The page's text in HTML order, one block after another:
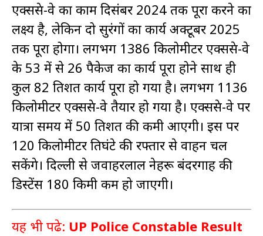
एक्सप्रेस-वे का काम दिसंबर 2024 तक पूरा करने का
लक्ष्य है, लेकिन दो सुरंगों का कार्य अक्टूबर 2025
तक पूरा होगा। लगभग 1386 किलोमीटर एक्सप्रेस-वे
के 53 में से 26 पैकेज का कार्य पूरा होने साथ ही
कुल 82 प्रतिशत कार्य पूरा हो गया है। लगभग 1136
किलोमीटर एक्सप्रेस-वे तैयार हो गया है। एक्सप्रेस-वे पर
यात्रा समय में 50 प्रतिशत की कमी आएगी। इस पर
120 किलोमीटर प्रतिघंटे की रफ्तार से वाहन चल
सकेंगे। दिल्ली से जवाहरलाल नेहरू बंदरगाह की
डिस्टेंस 180 किमी कम हो जाएगी।
यह भी पढे: UP Police Constable Result